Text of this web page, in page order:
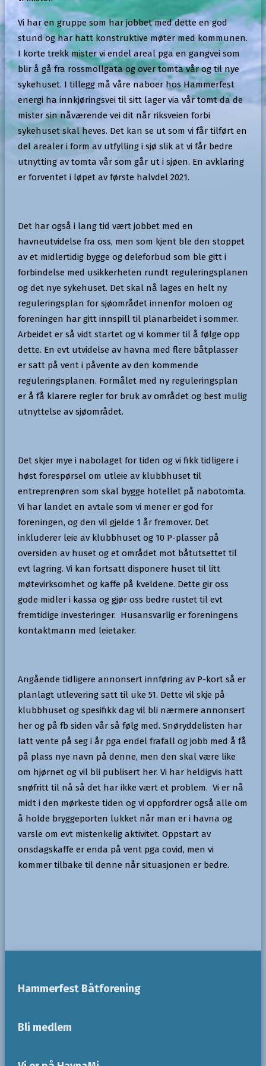
Vi har en gruppe som har jobbet med dette en god
stund og har hatt konstruktive møter med kommunen.
I korte trekk mister vi endel areal pga en gangvei som
blir å gå fra rossmollgata og over tomta vår og til nye
sykehuset. I tillegg må våre naboer hos Hammerfest
energi ha innkjøringsvei til sitt lager via vår tomt da de
mister sin nåværende vei dit når riksveien forbi
sykehuset skal heves. Det kan se ut som vi får tilført en
del arealer i form av utfylling i sjø slik at vi får bedre
utnytting av tomta vår som går ut i sjøen. En avklaring
er forventet i løpet av første halvdel 2021.
Det har også i lang tid vært jobbet med en
havneutvidelse fra oss, men som kjent ble den stoppet
av et midlertidig bygge og deleforbud som ble gitt i
forbindelse med usikkerheten rundt reguleringsplanen
og det nye sykehuset. Det skal nå lages en helt ny
reguleringsplan for sjøområdet innenfor moloen og
foreningen har gitt innspill til planarbeidet i sommer.
Arbeidet er så vidt startet og vi kommer til å følge opp
dette. En evt utvidelse av havna med flere båtplasser
er satt på vent i påvente av den kommende
reguleringsplanen. Formålet med ny reguleringsplan
er å få klarere regler for bruk av området og best mulig
utnyttelse av sjøområdet.
Det skjer mye i nabolaget for tiden og vi fikk tidligere i
høst forespørsel om utleie av klubbhuset til
entreprenøren som skal bygge hotellet på nabotomta.
Vi har landet en avtale som vi mener er god for
foreningen, og den vil gjelde 1 år fremover. Det
inkluderer leie av klubbhuset og 10 P-plasser på
oversiden av huset og et området mot båtutsettet til
evt lagring. Vi kan fortsatt disponere huset til litt
møtevirksomhet og kaffe på kveldene. Dette gir oss
gode midler i kassa og gjør oss bedre rustet til evt
fremtidige investeringer. Husansvarlig er foreningens
kontaktmann med leietaker.
Angående tidligere annonsert innføring av P-kort så er
planlagt utlevering satt til uke 51. Dette vil skje på
klubbhuset og spesifikk dag vil bli nærmere annonsert
her og på fb siden vår så følg med. Snøryddelisten har
latt vente på seg i år pga endel frafall og jobb med å få
på plass nye navn på denne, men den skal være like
om hjørnet og vil bli publisert her. Vi har heldigvis hatt
snøfritt til nå så det har ikke vært et problem. Vi er nå
midt i den mørkeste tiden og vi oppfordrer også alle om
å holde bryggeporten lukket når man er i havna og
varsle om evt mistenkelig aktivitet. Oppstart av
onsdagskaffe er enda på vent pga covid, men vi
kommer tilbake til denne når situasjonen er bedre.
Hammerfest Båtforening
Bli medlem